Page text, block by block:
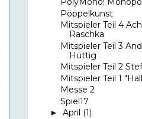
Pöppelkunst
Mitspieler Teil 4
Raschka
Mitspieler Teil 3
Hüttig
Mitspieler Teil 2
Mitspieler Teil 1
Messe 2
Spiel17
► April (1)